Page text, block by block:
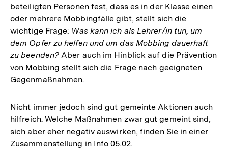
beteiligten Personen fest, dass es in der Klasse einen
oder mehrere Mobbingfälle gibt, stellt sich die
wichtige Frage: Was kann ich als Lehrer/in tun, um
dem Opfer zu helfen und um das Mobbing dauerhaft
zu beenden? Aber auch im Hinblick auf die Prävention
von Mobbing stellt sich die Frage nach geeigneten
Gegenmaßnahmen.
Nicht immer jedoch sind gut gemeinte Aktionen auch
hilfreich. Welche Maßnahmen zwar gut gemeint sind,
sich aber eher negativ auswirken, finden Sie in einer
Zusammenstellung in Info 05.02.